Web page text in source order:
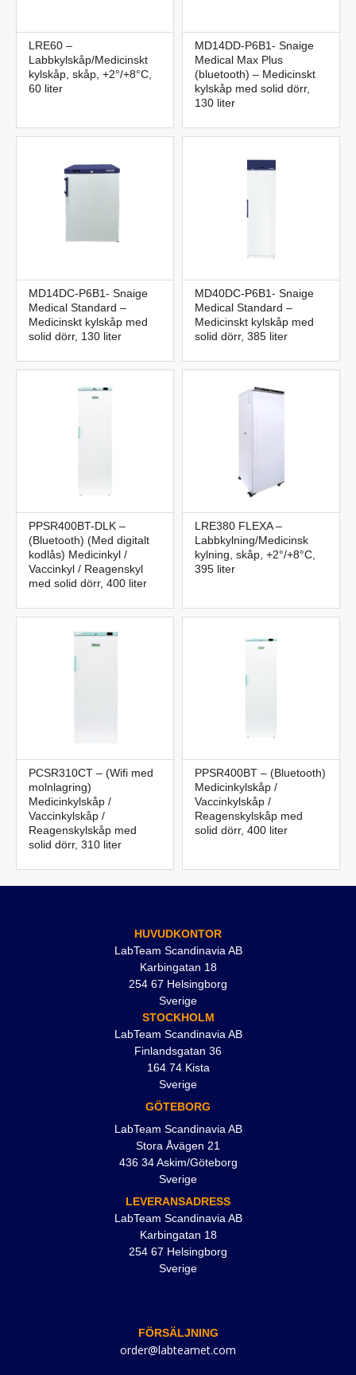
LRE60 –
Labbkylskåp/Medicinskt
kylskåp, skåp, +2°/+8°C,
60 liter
MD14DD-P6B1- Snaige
Medical Max Plus
(bluetooth) – Medicinskt
kylskåp med solid dörr,
130 liter
MD14DC-P6B1- Snaige
Medical Standard –
Medicinskt kylskåp med
solid dörr, 130 liter
MD40DC-P6B1- Snaige
Medical Standard –
Medicinskt kylskåp med
solid dörr, 385 liter
PPSR400BT-DLK –
(Bluetooth) (Med digitalt
kodlås) Medicinkyl /
Vaccinkyl / Reagenskyl
med solid dörr, 400 liter
LRE380 FLEXA –
Labbkylning/Medicinsk
kylning, skåp, +2°/+8°C,
395 liter
PCSR310CT – (Wifi med
molnlagring)
Medicinkylskåp /
Vaccinkylskåp /
Reagenskylskåp med
solid dörr, 310 liter
PPSR400BT – (Bluetooth)
Medicinkylskåp /
Vaccinkylskåp /
Reagenskylskåp med
solid dörr, 400 liter
HUVUDKONTOR
LabTeam Scandinavia AB
Karbingatan 18
254 67 Helsingborg
Sverige
STOCKHOLM
LabTeam Scandinavia AB
Finlandsgatan 36
164 74 Kista
Sverige
GÖTEBORG
LabTeam Scandinavia AB
Stora Åvägen 21
436 34 Askim/Göteborg
Sverige
LEVERANSADRESS
LabTeam Scandinavia AB
Karbingatan 18
254 67 Helsingborg
Sverige
FÖRSÄLJNING
order@labteamet.com